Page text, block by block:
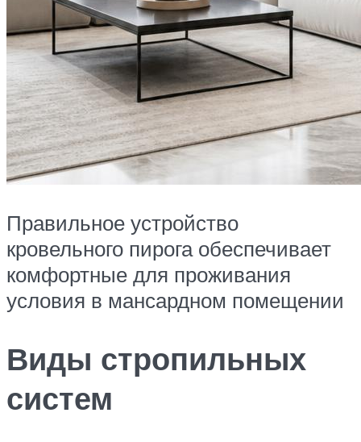
Правильное устройство
кровельного пирога обеспечивает
комфортные для проживания
условия в мансардном помещении
Виды стропильных
систем